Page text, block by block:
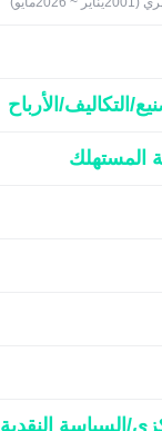
التكاليف/الأرباح
المستهلك
السياسة النقدية